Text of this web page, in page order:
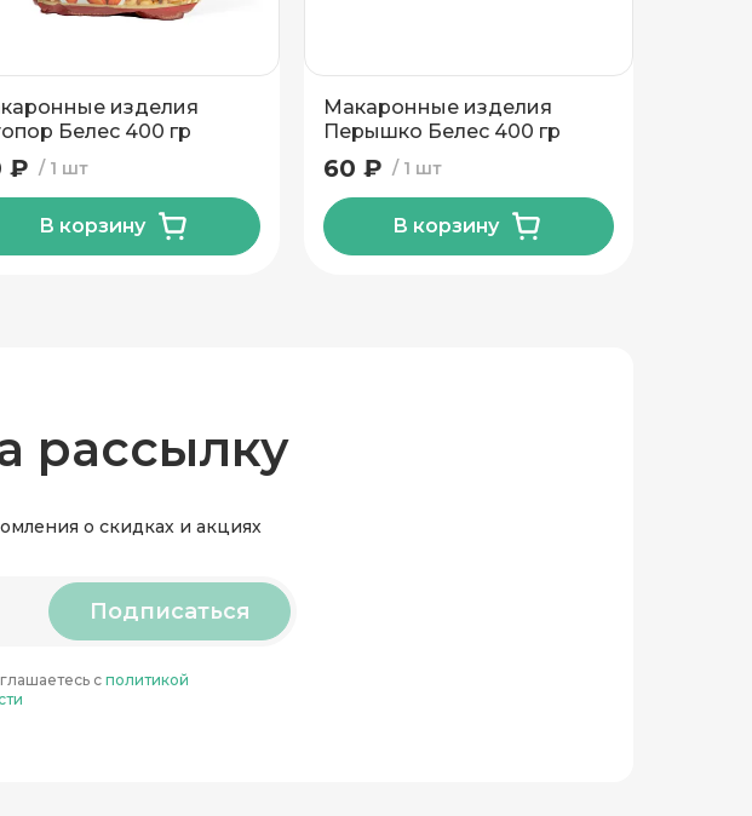
изделия
Белес 400 гр
1 шт
₽
В корзину
Макаронные изделия
Перышко Белес 400 гр
1 шт
60 ₽
В корзину
рассылку
о скидках и акциях
Подписаться
с политикой